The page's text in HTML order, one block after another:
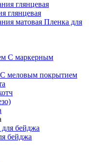
глянцевая
Пленка для
С маркерным
С меловым покрытием
бейджа